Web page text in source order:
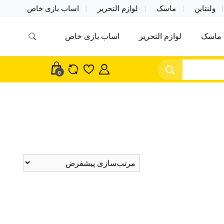
ولنتاین ماسک لوازم التحریر اساب بازی خاص
اکسسوری ماسک در واردات مستقیم
ماسک لوازم التحریر اساب بازی خاص
0